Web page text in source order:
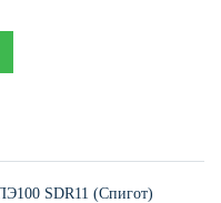
SDR11 (Спигот)